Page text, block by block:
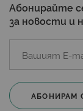
Абонирайте
за новости и
АБОНИРАМ